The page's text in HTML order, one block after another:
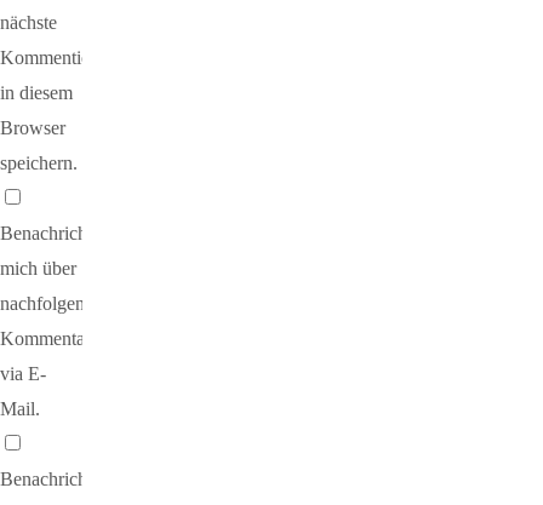
nächste
Kommentierung
in diesem
Browser
speichern.
Benachrichtige
mich über
nachfolgende
Kommentare
via E-
Mail.
Benachrichtige